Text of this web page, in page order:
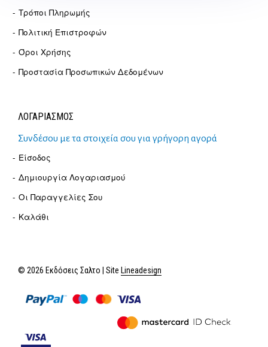
Τρόποι Πληρωμής
Πολιτική Επιστροφών
Όροι Χρήσης
Προστασία Προσωπικών Δεδομένων
ΛΟΓΑΡΙΑΣΜΟΣ
Συνδέσου με τα στοιχεία σου για γρήγορη αγορά
Είσοδος
Δημιουργία Λογαριασμού
Οι Παραγγελίες Σου
Καλάθι
© 2026 Εκδόσεις Σαλτο | Site Lineadesign